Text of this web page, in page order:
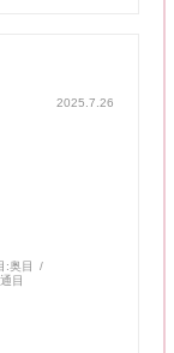
2025.7.26
:奥目
目